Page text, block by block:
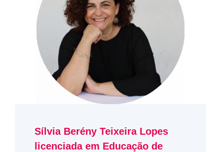
Sílvia Berény Teixeira Lopes
licenciada em Educação de